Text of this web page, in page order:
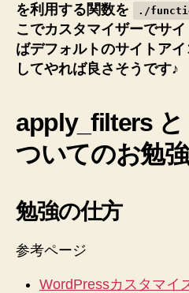
を利用する関数を
./
こでカスタマイザーでサ
ばデフォルトのサイトア
してやれば良さそうです♪
apply_filters
ついてのお勉強
勉強の仕方
参考ページ
WordPressカスタマイ